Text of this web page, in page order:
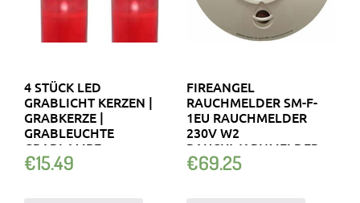
4 STÜCK LED
GRABLICHT KERZEN |
GRABKERZE |
GRABLEUCHTE
GRABLAMPE
FRIEDHOFSKERZE
€15.49
FIREANGEL
RAUCHMELDER SM-F-
1EU RAUCHMELDER
230V W2
RAUCHWARNMELDER
KABEL
€69.25